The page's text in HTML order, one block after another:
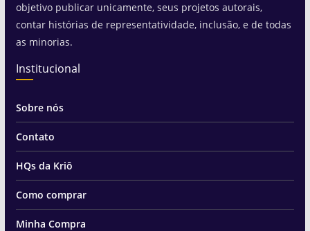
objetivo publicar unicamente, seus projetos autorais,
contar histórias de representatividade, inclusão, e de todas
as minorias.
Institucional
Sobre nós
Contato
HQs da Kriô
Como comprar
Minha Compra